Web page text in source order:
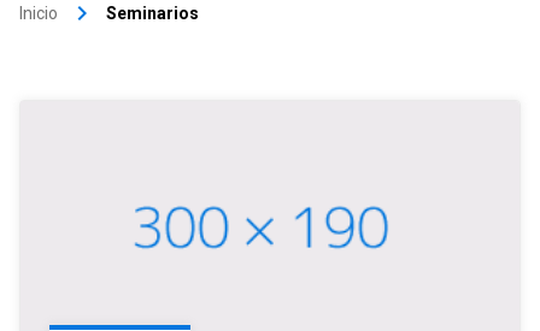
Inicio keyboard_arrow_right Seminarios